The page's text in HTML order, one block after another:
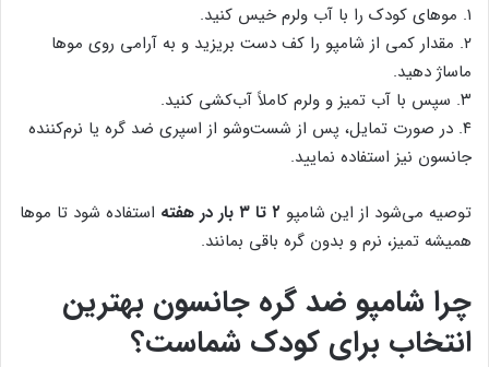
۱. موهای کودک را با آب ولرم خیس کنید.
۲. مقدار کمی از شامپو را کف دست بریزید و به آرامی روی موها
ماساژ دهید.
۳. سپس با آب تمیز و ولرم کاملاً آب‌کشی کنید.
۴. در صورت تمایل، پس از شست‌وشو از اسپری ضد گره یا نرم‌کننده
جانسون نیز استفاده نمایید.
توصیه می‌شود از این شامپو ۲ تا ۳ بار در هفته
استفاده شود تا موها
همیشه تمیز، نرم و بدون گره باقی بمانند.
چرا شامپو ضد گره جانسون بهترین
انتخاب برای کودک شماست؟